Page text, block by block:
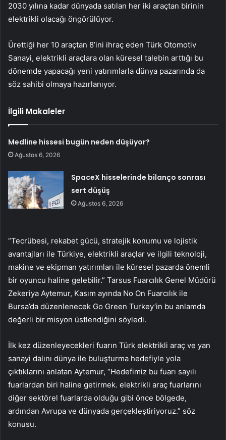
2030 yılına kadar dünyada satılan her iki araçtan birinin
elektrikli olacağı öngörülüyor.
Ürettiği her 10 araçtan 8’ini ihraç eden Türk Otomotiv
Sanayi, elektrikli araçlara olan küresel talebin arttığı bu
dönemde yapacağı yeni yatırımlarla dünya pazarında da
söz sahibi olmaya hazırlanıyor.
İlgili Makaleler
Medline hissesi bugün neden düşüyor?
Ağustos 6, 2026
SpaceX hisselerinde bilanço sonrası
sert düşüş
Ağustos 6, 2026
“Tecrübesi, rekabet gücü, stratejik konumu ve lojistik
avantajları ile Türkiye, elektrikli araçlar ve ilgili teknoloji,
makine ve ekipman yatırımları ile küresel pazarda önemli
bir oyuncu haline gelebilir.” Tarsus Fuarcılık Genel Müdürü
Zekeriya Aytemur, Kasım ayında No On Fuarcılık ile
Bursa’da düzenlenecek Go Green Turkey’in bu anlamda
değerli bir misyon üstlendiğini söyledi.
İlk kez düzenleyecekleri fuarın Türk elektrikli araç ve yan
sanayi dalını dünya ile buluşturma hedefiyle yola
çıktıklarını anlatan Aytemur, “Hedefimiz bu fuarı sayılı
fuarlardan biri haline getirmek. elektrikli araç fuarlarını
diğer sektörel fuarlarda olduğu gibi önce bölgede,
ardından Avrupa ve dünyada gerçekleştiriyoruz.” söz
konusu.